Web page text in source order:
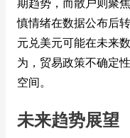
期趋势，而散户则聚
慎情绪在数据公布后
元兑美元可能在未来
为，贸易政策不确定
空间。
未来趋势展望